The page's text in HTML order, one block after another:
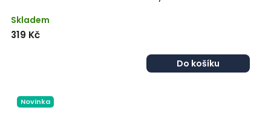
Skladem
319 Kč
Do košíku
Novinka